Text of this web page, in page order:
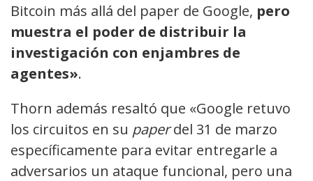
Bitcoin más allá del paper de Google, pero
muestra el poder de distribuir la
investigación con enjambres de
agentes».
Thorn además resaltó que «Google retuvo
los circuitos en su paperdel 31 de marzo
específicamente para evitar entregarle a
adversarios un ataque funcional, pero una